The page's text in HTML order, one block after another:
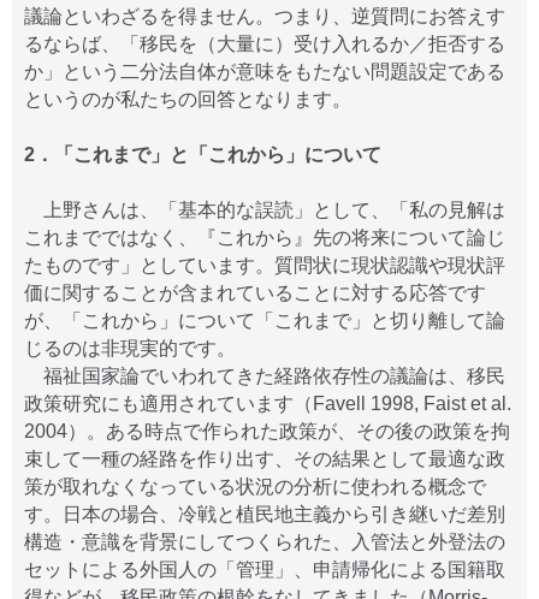
議論といわざるを得ません。つまり、逆質問にお答えす
るならば、「移民を（大量に）受け入れるか／拒否する
か」という二分法自体が意味をもたない問題設定である
というのが私たちの回答となります。
2．「これまで」と「これから」について
上野さんは、「基本的な誤読」として、「私の見解は
これまでではなく、『これから』先の将来について論じ
たものです」としています。質問状に現状認識や現状評
価に関することが含まれていることに対する応答です
が、「これから」について「これまで」と切り離して論
じるのは非現実的です。
福祉国家論でいわれてきた経路依存性の議論は、移民
政策研究にも適用されています（Favell 1998, Faist et al.
2004）。ある時点で作られた政策が、その後の政策を拘
束して一種の経路を作り出す、その結果として最適な政
策が取れなくなっている状況の分析に使われる概念で
す。日本の場合、冷戦と植民地主義から引き継いだ差別
構造・意識を背景にしてつくられた、入管法と外登法の
セットによる外国人の「管理」、申請帰化による国籍取